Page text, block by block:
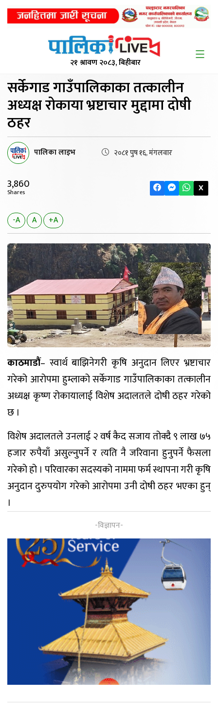
२१ श्रावण २०८३, बिहीबार
सर्केगाड गाउँपालिकाका तत्कालीन
अध्यक्ष रोकाया भ्रष्टाचार मुद्दामा दोषी
ठहर
पालिका लाइभ २०८१ पुष १६, मंगलवार
3,860
Shares X
-A A +A
काठमाडौं– स्वार्थ बाझिनेगरी कृषि अनुदान लिएर भ्रष्टाचार
गरेको आरोपमा हुम्लाको सर्केगाड गाउँपालिकाका तत्कालीन
अध्यक्ष कृष्ण रोकायालाई विशेष अदालतले दोषी ठहर गरेको
छ ।
विशेष अदालतले उनलाई २ वर्ष कैद सजाय तोक्दै ९ लाख ७५
हजार रुपैयाँ असुल्नुपर्ने र त्यति नै जरिवाना हुनुपर्ने फैसला
गरेको हो । परिवारका सदस्यको नाममा फर्म स्थापना गरी कृषि
अनुदान दुरुपयोग गरेको आरोपमा उनी दोषी ठहर भएका हुन्
।